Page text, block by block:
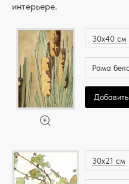
интерьере.
30x40 см
Рама
30x21 см